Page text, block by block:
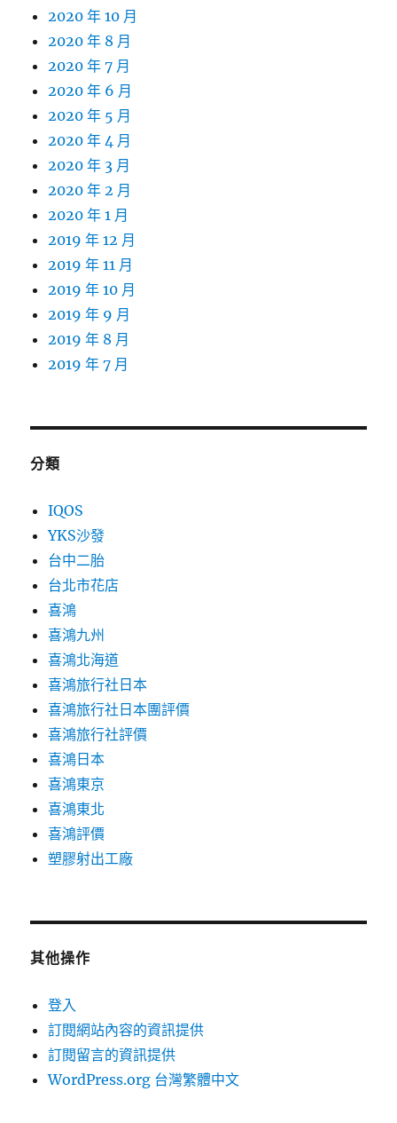
2020 年 10 月
2020 年 8 月
2020 年 7 月
2020 年 6 月
2020 年 5 月
2020 年 4 月
2020 年 3 月
2020 年 2 月
2020 年 1 月
2019 年 12 月
2019 年 11 月
2019 年 10 月
2019 年 9 月
2019 年 8 月
2019 年 7 月
分類
IQOS
YKS沙發
台中二胎
台北市花店
喜鴻
喜鴻九州
喜鴻北海道
喜鴻旅行社日本
喜鴻旅行社日本團評價
喜鴻旅行社評價
喜鴻日本
喜鴻東京
喜鴻東北
喜鴻評價
塑膠射出工廠
其他操作
登入
訂閱網站內容的資訊提供
訂閱留言的資訊提供
WordPress.org 台灣繁體中文